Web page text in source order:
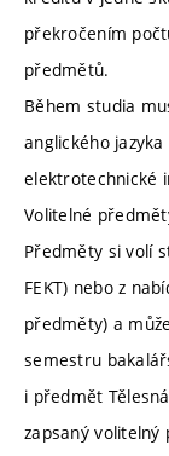
překročením
předmětů.
Během studia
anglického
elektrotechnické
Volitelné
Předměty si volí
FEKT) nebo z
předměty) a
semestru
i předmět
zapsaný volitelný